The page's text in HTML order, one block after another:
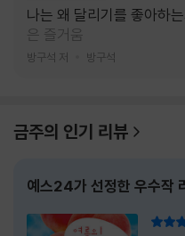
나는 왜 달리기를 좋아하
은 즐거움
방구석 저 방구석
금주의 인기 리뷰
예스24가 선정한 우수작